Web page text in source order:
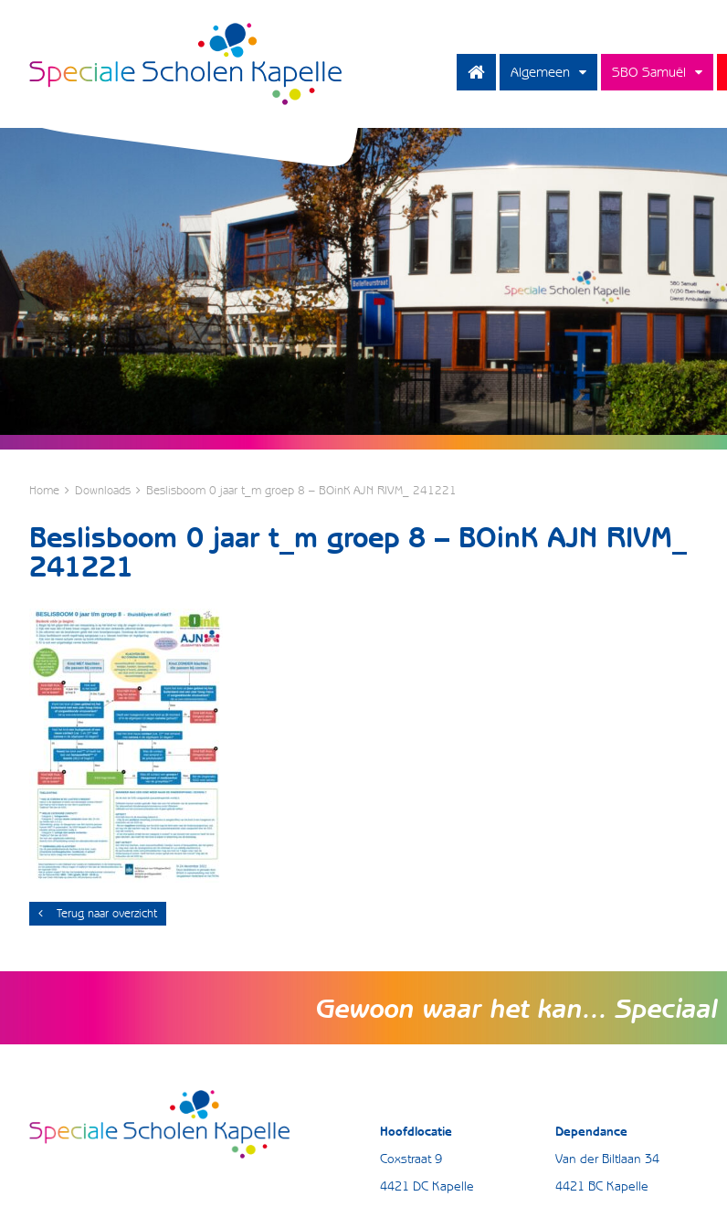
Algemeen SBO Samuël
Home Downloads Beslisboom 0 jaar t_m groep 8 – BOinK AJN RIVM_ 241221
Beslisboom 0 jaar t_m groep 8 – BOinK AJN RIVM_
241221
Terug naar overzicht
Gewoon waar het kan...
Hoofdlocatie
Coxstraat 9
4421 DC Kapelle
Dependance
Van der Biltlaan 34
4421 BC Kapelle